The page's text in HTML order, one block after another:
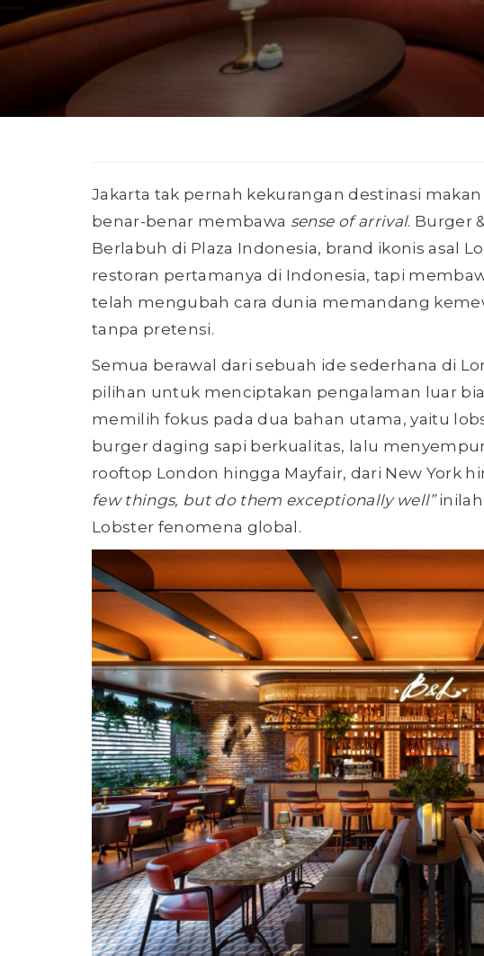
Jakarta tak pernah kekurangan destinasi
benar-benar membawa sense of arrival. Burger
Berlabuh di Plaza Indonesia, brand ikonis asal
restoran pertamanya di Indonesia, tapi
telah mengubah cara dunia memandang
tanpa pretensi.
Semua berawal dari sebuah ide sederhana di
pilihan untuk menciptakan pengalaman luar
memilih fokus pada dua bahan utama, yaitu
burger daging sapi berkualitas, lalu
rooftop London hingga Mayfair, dari New York
few things, but do them exceptionally well”inilah
Lobster fenomena global.